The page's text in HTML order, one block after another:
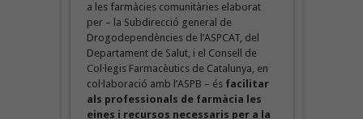
a les farmàcies comunitàries elaborat
per – la Subdirecció general de
Drogodependències de l’ASPCAT, del
Departament de Salut, i el Consell de
Col·legis Farmacèutics de Catalunya, en
col·laboració amb l’ASPB – és facilitar
als professionals de farmàcia les
eines i recursos necessaris per a la